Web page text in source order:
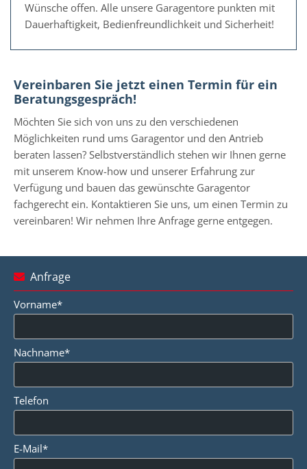
Wünsche offen. Alle unsere Garagentore punkten mit
Dauerhaftigkeit, Bedienfreundlichkeit und Sicherheit!
Vereinbaren Sie jetzt einen Termin für ein
Beratungsgespräch!
Möchten Sie sich von uns zu den verschiedenen
Möglichkeiten rund ums Garagentor und den Antrieb
beraten lassen? Selbstverständlich stehen wir Ihnen gerne
mit unserem Know-how und unserer Erfahrung zur
Verfügung und bauen das gewünschte Garagentor
fachgerecht ein. Kontaktieren Sie uns, um einen Termin zu
vereinbaren! Wir nehmen Ihre Anfrage gerne entgegen.
 Anfrage
Vorname*
Nachname*
Telefon
E-Mail*